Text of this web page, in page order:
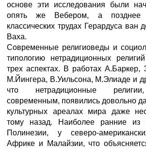
основе эти исследования были
опять же Вебером, а позднее
классических трудах Герардуса
Ваха.
Современные религиоведы и
типологию нетрадиционных
трех аспектах. В работах А.Баркер,
М.Йингера, В.Уильсона, М.Элиаде и
что нетрадиционные
современным, появились довольно
культурных ареалах мира даже
тому назад. Наиболее ранние из
Полинезии, у северо-
Африке и Малайзии, что